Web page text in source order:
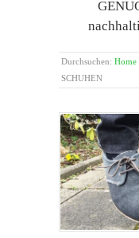
Durchsuchen: Home
SCHUHEN